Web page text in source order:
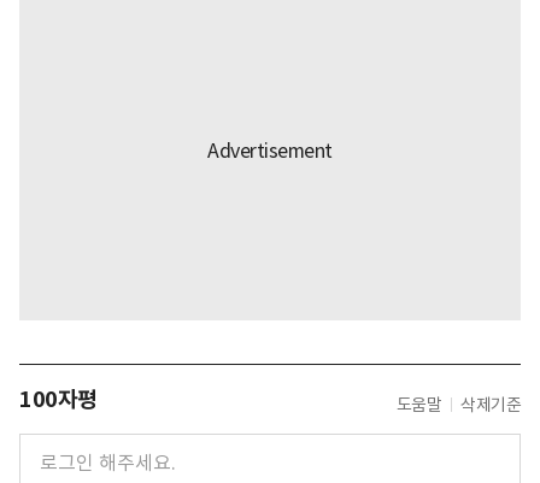
100자평 도움말 삭제기준